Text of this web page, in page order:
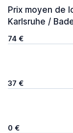
Prix moyen de
Karlsruhe /
74 €
37 €
0 €